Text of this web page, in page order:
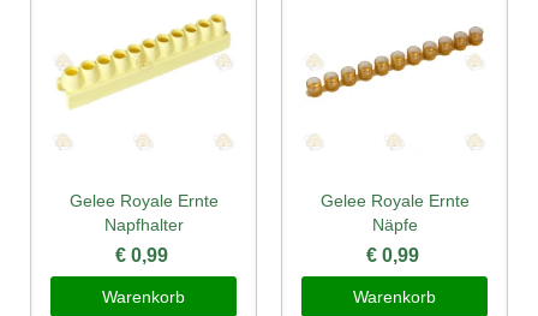
Gelee Royale Ernte
Napfhalter
€ 0,99
Warenkorb
Gelee Royale Ernte
Näpfe
€ 0,99
Warenkorb